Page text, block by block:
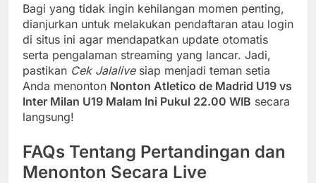
Bagi yang tidak ingin kehilangan momen penting,
dianjurkan untuk melakukan pendaftaran atau login
di situs ini agar mendapatkan update otomatis
serta pengalaman streaming yang lancar. Jadi,
pastikan Cek Jalalivesiap menjadi teman setia
Anda menonton Nonton Atletico de Madrid U19 vs
Inter Milan U19 Malam Ini Pukul 22.00 WIB secara
langsung!
FAQs Tentang Pertandingan dan
Menonton Secara Live